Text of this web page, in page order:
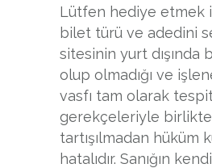
Lütfen hediye etmek
bilet türü ve adedini
sitesinin yurt dışında
olup olmadığı ve
vasfı tam olarak
gerekçeleriyle birlikte
tartışılmadan hüküm
hatalıdır. Sanığın